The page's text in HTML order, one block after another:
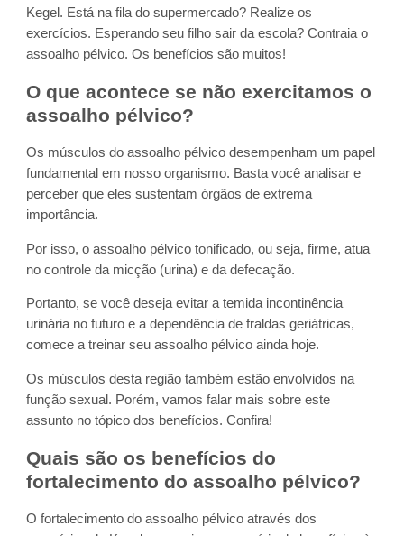
Kegel. Está na fila do supermercado? Realize os
exercícios. Esperando seu filho sair da escola? Contraia o
assoalho pélvico. Os benefícios são muitos!
O que acontece se não exercitamos o
assoalho pélvico?
Os músculos do assoalho pélvico desempenham um papel
fundamental em nosso organismo. Basta você analisar e
perceber que eles sustentam órgãos de extrema
importância.
Por isso, o assoalho pélvico tonificado, ou seja, firme, atua
no controle da micção (urina) e da defecação.
Portanto, se você deseja evitar a temida incontinência
urinária no futuro e a dependência de fraldas geriátricas,
comece a treinar seu assoalho pélvico ainda hoje.
Os músculos desta região também estão envolvidos na
função sexual. Porém, vamos falar mais sobre este
assunto no tópico dos benefícios. Confira!
Quais são os benefícios do
fortalecimento do assoalho pélvico?
O fortalecimento do assoalho pélvico através dos